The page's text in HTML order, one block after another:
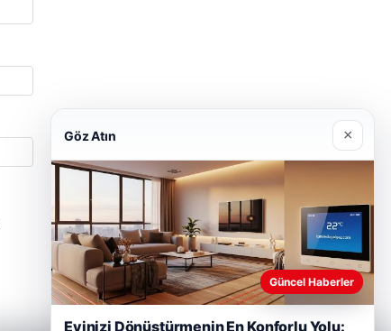
Göz Atın ×
Güncel Haberler
Evinizi Dönüştürmenin En Konforlu Yolu: